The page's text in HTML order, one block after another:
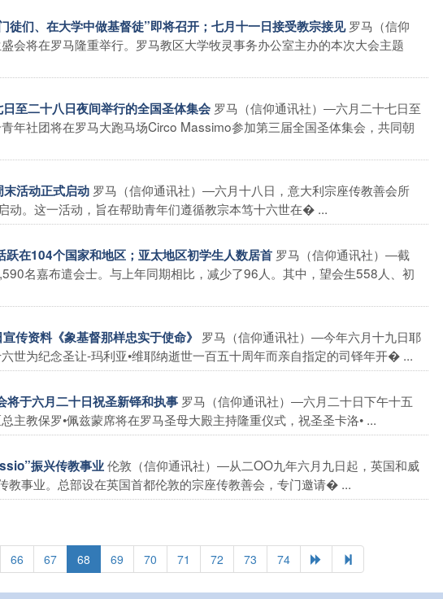
徒们、在大学中做基督徒”即将召开；七月十一日接受教宗接见 罗马（信仰
会将在罗马隆重举行。罗马教区大学牧灵事务办公室主办的本次大会主题
至二十八日夜间举行的全国圣体集会 罗马（信仰通讯社）―六月二十七日至
年社团将在罗马大跑马场Circo Massimo参加第三届全国圣体集会，共同朝
活动正式启动 罗马（信仰通讯社）―六月十八日，意大利宗座传教善会所
动。这一活动，旨在帮助青年们遵循教宗本笃十六世在� ...
在104个国家和地区；亚太地区初学生人数居首 罗马（信仰通讯社）―截
名嘉布遣会士。与上年同期相比，减少了96人。其中，望会生558人、初
传资料《象基督那样忠实于使命》 罗马（信仰通讯社）―今年六月十九日耶
世为纪念圣让-玛利亚•维耶纳逝世一百五十周年而亲自指定的司铎年开� ...
将于六月二十日祝圣新铎和执事 罗马（信仰通讯社）―六月二十日下午十五
主教保罗•佩兹蒙席将在罗马圣母大殿主持隆重仪式，祝圣圣卡洛• ...
振兴传教事业伦敦（信仰通讯社）―从二OO九年六月九日起，英国和威
教事业。总部设在英国首都伦敦的宗座传教善会，专门邀请� ...
66 67 68 69 70 71 72 73 74